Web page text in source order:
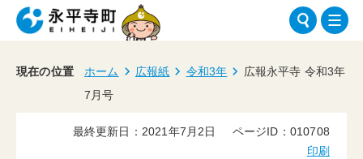
現在の位置 ホーム 広報紙 令和3年
広報永平寺 令和3年
7月号
最終更新日：2021年7月2日
ページID：010708
印刷